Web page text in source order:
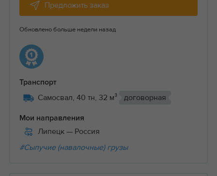
Предложить заказ
Обновлено больше недели назад
Транспорт
Самосвал, 40 тн, 32 м³ договорная
Мои направления
Липецк — Россия
#Сыпучие (навалочные) грузы